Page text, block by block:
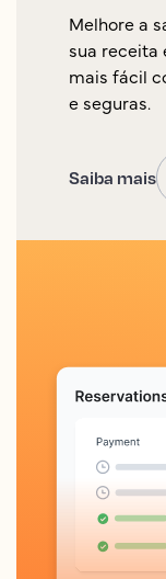
Melhore a
sua receita
mais fácil
e seguras.
Saiba mais